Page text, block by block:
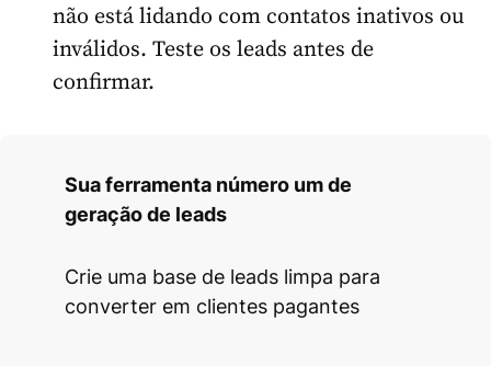
não está lidando com contatos inativos ou
inválidos. Teste os leads antes de
confirmar.
Sua ferramenta número um de
geração de leads
Crie uma base de leads limpa para
converter em clientes pagantes